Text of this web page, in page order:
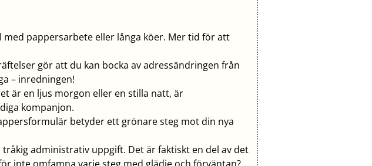
med pappersarbete eller långa köer. Mer tid för att
gör att du kan bocka av adressändringen från
– inredningen!
är en ljus morgon eller en stilla natt, är
kompanjon.
betyder ett grönare steg mot din nya
administrativ uppgift. Det är faktiskt en del av det